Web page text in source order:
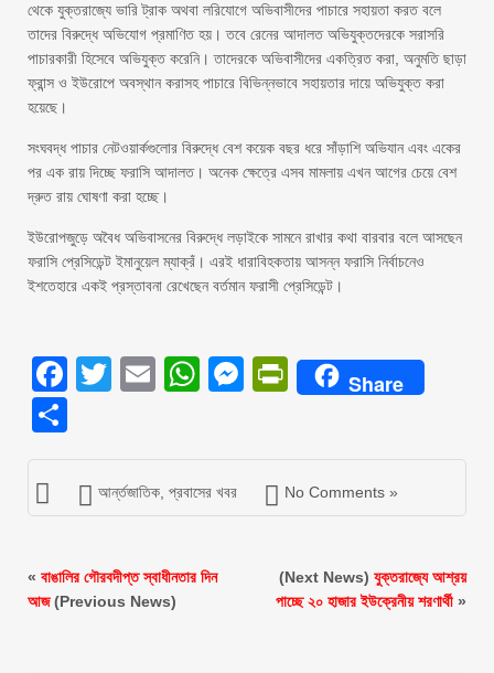
থেকে যুক্তরাজ্যে ভারি ট্রাক অথবা লরিযোগে অভিবাসীদের পাচারে সহায়তা করত বলে
তাদের বিরুদ্ধে অভিযোগ প্রমাণিত হয়। তবে রেনের আদালত অভিযুক্তদেরকে সরাসরি
পাচারকারী হিসেবে অভিযুক্ত করেনি। তাদেরকে অভিবাসীদের একত্রিত করা, অনুমতি ছাড়া
ফ্রান্স ও ইউরোপে অবস্থান করাসহ পাচারে বিভিন্নভাবে সহায়তার দায়ে অভিযুক্ত করা
হয়েছে।
সংঘবদ্ধ পাচার নেটওয়ার্কগুলোর বিরুদ্ধে বেশ কয়েক বছর ধরে সাঁড়াশি অভিযান এবং একের
পর এক রায় দিচ্ছে ফরাসি আদালত। অনেক ক্ষেত্রে এসব মামলায় এখন আগের চেয়ে বেশ
দ্রুত রায় ঘোষণা করা হচ্ছে।
ইউরোপজুড়ে অবৈধ অভিবাসনের বিরুদ্ধে লড়াইকে সামনে রাখার কথা বারবার বলে আসছেন
ফরাসি প্রেসিডেন্ট ইমানুয়েল ম্যাক্রঁ। এরই ধারাবিহকতায় আসন্ন ফরাসি নির্বাচনেও
ইশতেহারে একই প্রস্তাবনা রেখেছেন বর্তমান ফরাসী প্রেসিডেন্ট।
Facebook
Twitter
EmailWhatsApp
Messenger
PrintFriendly
Share
আর্ন্তজাতিক প্রবাসের খবর No Comments »
« বাঙালির গৌরবদীপ্ত স্বাধীনতার দিন
আজ(Previous News)
(Next News) যুক্তরাজ্যে আশ্রয়
পাচ্ছে ২০ হাজার ইউক্রেনীয় শরণার্থী »